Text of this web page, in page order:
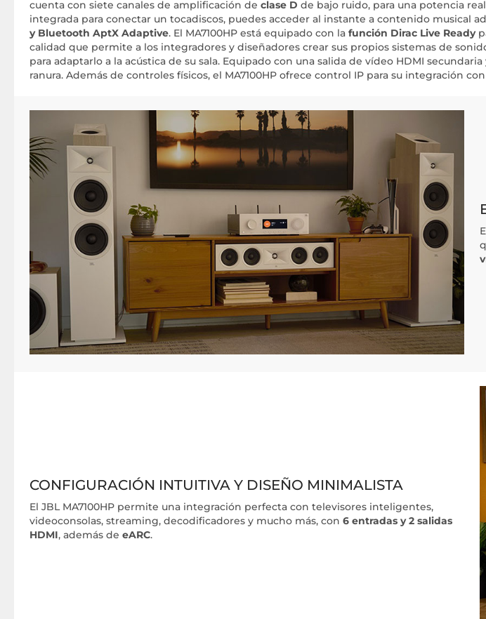
cuenta con siete canales de amplificación de clase D de bajo ruido, para una potencia
integrada para conectar un tocadiscos, puedes acceder al instante a contenido musical
y Bluetooth AptX Adaptive. El MA7100HP está equipado con la función Dirac Live Ready
calidad que permite a los integradores y diseñadores crear sus propios sistemas de
para adaptarlo a la acústica de su sala. Equipado con una salida de vídeo HDMI
ranura. Además de controles físicos, el MA7100HP ofrece control IP para su integración
CONFIGURACIÓN INTUITIVA Y DISEÑO MINIMALISTA
El JBL MA7100HP permite una integración perfecta con televisores inteligentes,
videoconsolas, streaming, decodificadores y mucho más, con 6 entradas y 2 salidas
HDMI, además de eARC.